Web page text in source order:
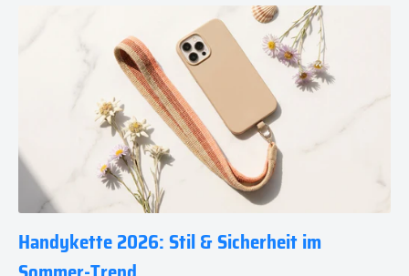
Handykette 2026: Stil & Sicherheit im